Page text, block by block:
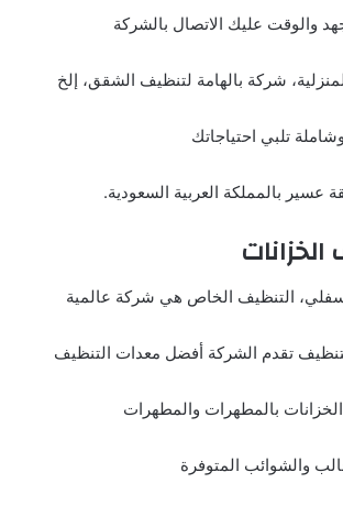
والوقت عليك الاتصال بالشركة
شركة بالهامة لتنظيف الشقق، إلخ
تلبي احتياجاتك
بالمملكة العربية السعودية.
التنظيف الخاص هي شركة عالمية
تقدم الشركة أفضل معدات التنظيف
بالمطهرات والمطهرات
والشوائب المتوفرة